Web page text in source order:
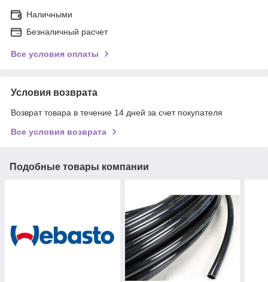
Наличными
Безналичный расчет
Все условия оплаты
Условия возврата
Возврат товара в течение 14 дней за счет покупателя
Все условия возврата
Подобные товары компании